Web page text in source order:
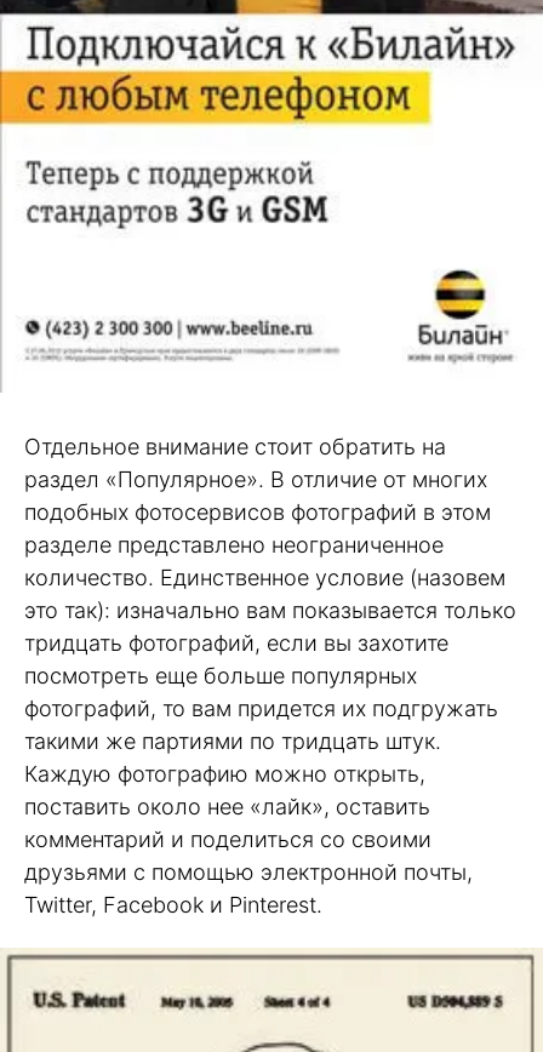
Отдельное внимание стоит обратить на
раздел «Популярное». В отличие от многих
подобных фотосервисов фотографий в этом
разделе представлено неограниченное
количество. Единственное условие (назовем
это так): изначально вам показывается только
тридцать фотографий, если вы захотите
посмотреть еще больше популярных
фотографий, то вам придется их подгружать
такими же партиями по тридцать штук.
Каждую фотографию можно открыть,
поставить около нее «лайк», оставить
комментарий и поделиться со своими
друзьями с помощью электронной почты,
Twitter, Facebook и Pinterest.